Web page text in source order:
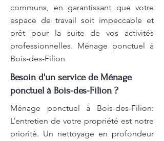
communs, en garantissant que votre
espace de travail soit impeccable et
prêt pour la suite de vos activités
professionnelles. Ménage ponctuel à
Bois-des-Filion
Besoin d'un service de Ménage
ponctuel à Bois-des-Filion ?
Ménage ponctuel à Bois-des-Filion:
L’entretien de votre propriété est notre
priorité. Un nettoyage en profondeur